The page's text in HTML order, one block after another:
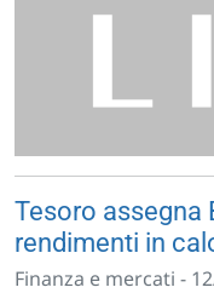
Tesoro assegna
rendimenti in
Finanza e mercati -